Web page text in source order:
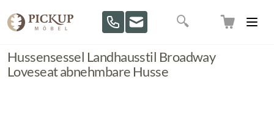
Suche
Hussensessel Landhausstil Broadway
Loveseat abnehmbare Husse